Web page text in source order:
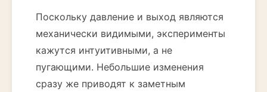
Поскольку давление и выход являются
механически видимыми, эксперименты
кажутся интуитивными, а не
пугающими. Небольшие изменения
сразу же приводят к заметным